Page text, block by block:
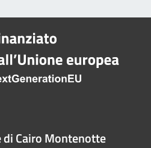
di Cairo Montenotte